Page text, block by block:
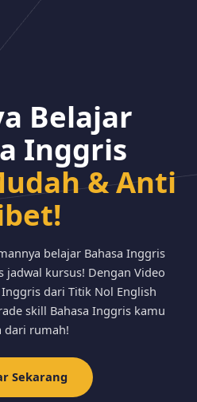
Belajar
Inggris
& Anti
belajar Bahasa Inggris
kursus! Dengan Video
dari Titik Nol English
skill Bahasa Inggris kamu
dari rumah!
Sekarang